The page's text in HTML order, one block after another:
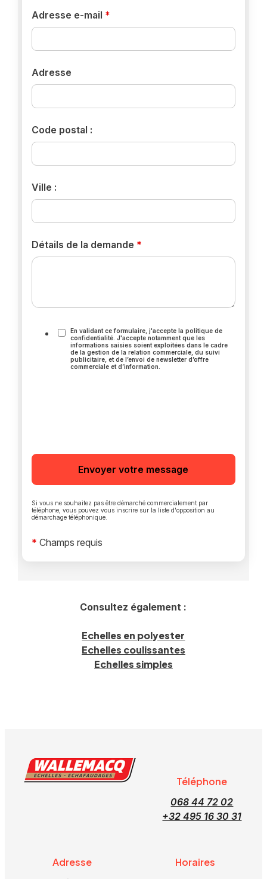
Adresse e-mail *
Adresse
Code postal :
Ville :
Détails de la demande *
En validant ce formulaire, j'accepte la politique de
confidentialité. J'accepte notamment que les
informations saisies soient exploitées dans le cadre
de la gestion de la relation commerciale, du suivi
publicitaire, et de l’envoi de newsletter d’offre
commerciale et d’information.
Si vous ne souhaitez pas être démarché commercialement par
téléphone, vous pouvez vous inscrire sur la liste d'opposition au
démarchage téléphonique.
* Champs requis
Consultez également :
Echelles en polyester
Echelles coulissantes
Echelles simples
Téléphone
068 44 72 02
+32 495 16 30 31
Adresse Horaires